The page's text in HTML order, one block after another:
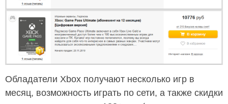
Обладатели Xbox получают несколько игр в
месяц, возможность играть по сети, а также скидки